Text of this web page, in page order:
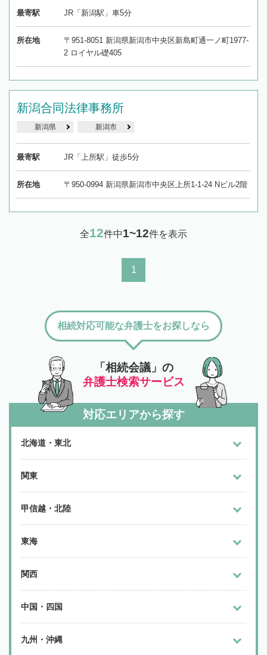
最寄駅 JR「新潟駅」車5分
所在地
〒951-8051 新潟県新潟市中央区新島町通一ノ町1977-
2 ロイヤル礎405
新潟合同法律事務所
新潟県 新潟市
最寄駅 JR「上所駅」徒歩5分
所在地 〒950-0994 新潟県新潟市中央区上所1-1-24 Nビル2階
全12件中1~12件を表示
1
「相続会議」の
弁護士検索サービス
相続対応可能な弁護士をお探しなら
対応エリアから探す
北海道・東北
関東
甲信越・北陸
東海
関西
中国・四国
九州・沖縄